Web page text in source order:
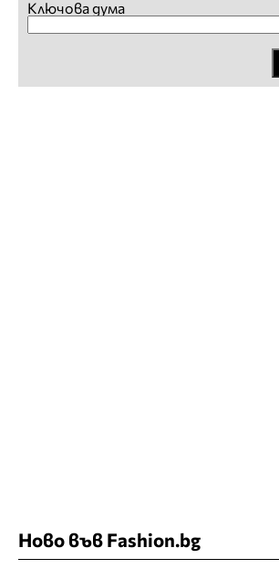
Ключова дума
Ново във Fashion.bg